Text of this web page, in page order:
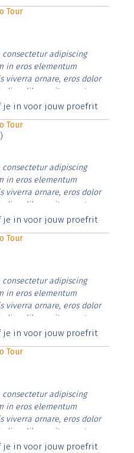
Tour
adipiscing
in eros elementum
viverra ornare, eros dolor
diam libero vitae erat.
cursus id rutrum lorem
je in voor jouw proefrit
Tour
adipiscing
in eros elementum
viverra ornare, eros dolor
diam libero vitae erat.
cursus id rutrum lorem
je in voor jouw proefrit
Tour
adipiscing
in eros elementum
viverra ornare, eros dolor
diam libero vitae erat.
cursus id rutrum lorem
je in voor jouw proefrit
Tour
adipiscing
in eros elementum
viverra ornare, eros dolor
diam libero vitae erat.
cursus id rutrum lorem
je in voor jouw proefrit